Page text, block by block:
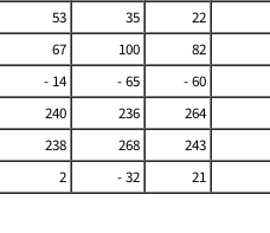
53 35
22
67 100
82
- 14 - 65
- 60
240 236
264
238 268
243
2 - 32
21